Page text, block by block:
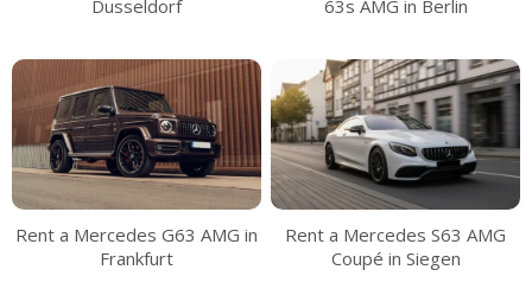
Dusseldorf
63s AMG in Berlin
Rent a Mercedes G63 AMG in
Frankfurt
Rent a Mercedes S63 AMG
Coupé in Siegen